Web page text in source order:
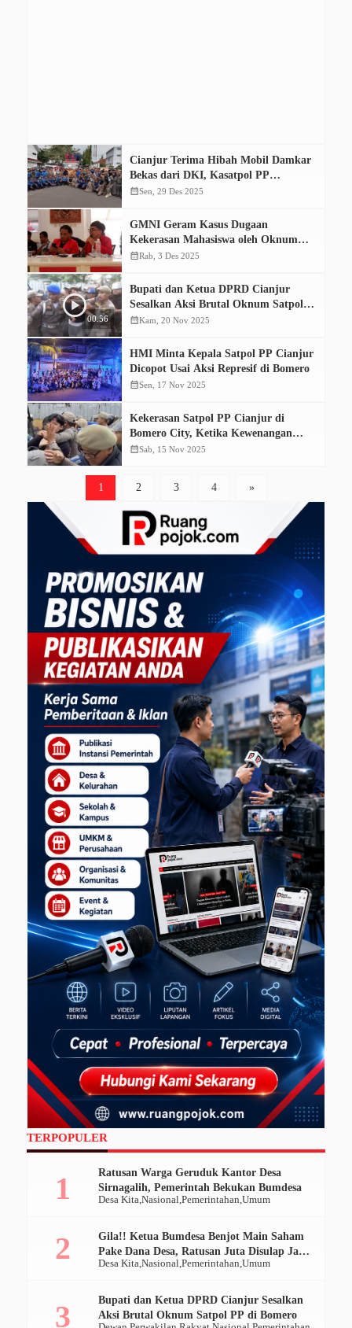
Cianjur Terima Hibah Mobil Damkar
Bekas dari DKI, Kasatpol PP
Berharap Tak Pernah Digunakan
calendar_monthSen, 29 Des 2025
GMNI Geram Kasus Dugaan
Kekerasan Mahasiswa oleh Oknum
Satpol PP di Cianjur Mandek
calendar_monthRab, 3 Des 2025
00.56
Bupati dan Ketua DPRD Cianjur
Sesalkan Aksi Brutal Oknum Satpol
PP di Bomero
calendar_monthKam, 20 Nov 2025
HMI Minta Kepala Satpol PP Cianjur
Dicopot Usai Aksi Represif di Bomero
calendar_monthSen, 17 Nov 2025
Kekerasan Satpol PP Cianjur di
Bomero City, Ketika Kewenangan
Menjelma Membabi Buta
calendar_monthSab, 15 Nov 2025
1 2 3 4 »
TERPOPULER
Desa Kita Nasional Pemerintahan Umum
Ratusan Warga Geruduk Kantor Desa
Sirnagalih, Pemerintah Bekukan Bumdesa
Desa Kita Nasional Pemerintahan Umum
Gila!! Ketua Bumdesa Benjot Main Saham
Pake Dana Desa, Ratusan Juta Disulap Jadi
Ratusan Ribu
Bupati dan Ketua DPRD Cianjur Sesalkan
Aksi Brutal Oknum Satpol PP di Bomero